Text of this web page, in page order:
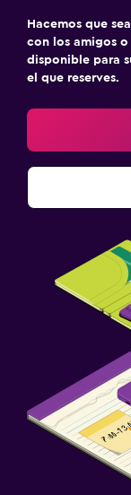
Hacemos que
con los amigos o
disponible para
el que reserves.